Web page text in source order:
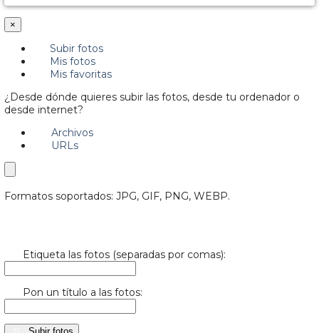
×
Subir fotos
Mis fotos
Mis favoritas
¿Desde dónde quieres subir las fotos, desde tu ordenador o
desde internet?
Archivos
URLs
Formatos soportados: JPG, GIF, PNG, WEBP.
Etiqueta las fotos (separadas por comas):
Pon un título a las fotos: